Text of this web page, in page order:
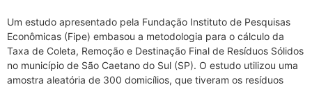
Um estudo apresentado pela Fundação Instituto de Pesquisas
Econômicas (Fipe) embasou a metodologia para o cálculo da
Taxa de Coleta, Remoção e Destinação Final de Resíduos Sólidos
no município de São Caetano do Sul (SP). O estudo utilizou uma
amostra aleatória de 300 domicílios, que tiveram os resíduos